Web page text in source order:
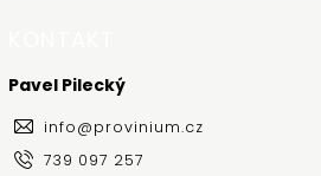
Pavel Pilecký
info@provinium.cz
739 097 257